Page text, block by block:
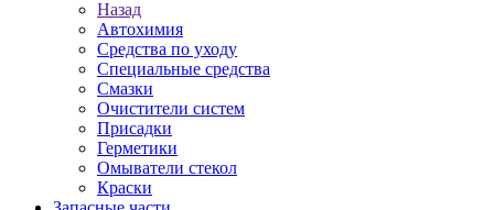
Назад
Автохимия
Средства по уходу
Специальные средства
Смазки
Очистители систем
Присадки
Герметики
Омыватели стекол
Краски